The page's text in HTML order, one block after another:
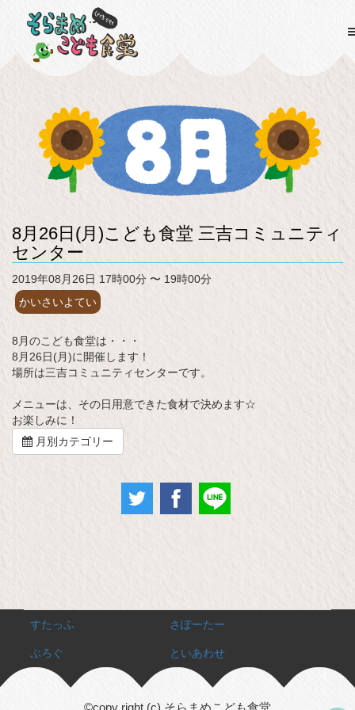
8月26日(月)こども食堂 三吉コミュニティ
センター
2019年08月26日 17時00分 〜 19時00分
かいさいよてい
8月のこども食堂は・・・
8月26日(月)に開催します！
場所は三吉コミュニティセンターです。
メニューは、その日用意できた食材で決めます☆
お楽しみに！
月別カテゴリー
すたっふ さぽーたー
ぶろぐ といあわせ
©copy right (c) そらまめこども食堂